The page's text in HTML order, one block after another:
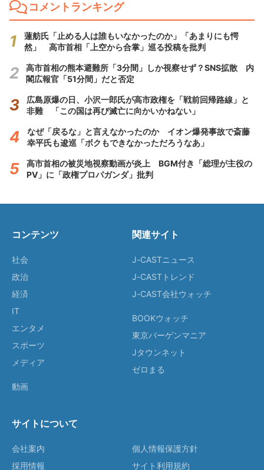
コメントランキング
蓮舫氏「止める人は誰もいなかったのか」「あまりにも愕
然」 高市首相「上空から合掌」巡る投稿を批判
高市首相の熊本避難所「3分間」しか視察せず？SNS拡散 内
閣広報官「51分間」だと否定
広島原爆の日、小沢一郎氏が高市政権を「戦前回帰路線」と
非難 「この国は再び滅亡に向かいかねない」
なぜ「戻るな」と言えなかったのか イオン爆発事故で斎藤
幸平氏も逡巡「ボクもできなかっただろうなあ」
高市首相の被災地視察動画が炎上 BGM付き「総理が主役の
PV」に「政権プロパガンダ」批判
コンテンツ
社会
政治
経済
IT
エンタメ
スポーツ
メディア
動画
関連サイト
J-CASTニュース
J-CASTトレンド
J-CAST会社ウォッチ
BOOKウォッチ
東京バーゲンマニア
Jタウンネット
ゼロまる
サイトについて
会社案内
採用情報
個人情報保護方針
サイト利用規約